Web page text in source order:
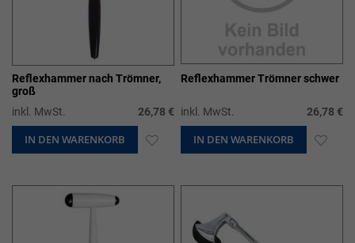
Reflexhammer nach Trömner,
groß
inkl. MwSt.
26,78 €
IN DEN WARENKORB ZUR
Reflexhammer Trömner schwer
inkl. MwSt. 26,78 €
IN DEN WARENKORB ZUR